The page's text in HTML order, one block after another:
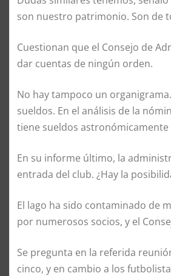
son nuestro patrimonio. Son de
Cuestionan que el Consejo de
dar cuentas de ningún orden.
No hay tampoco un
sueldos. En el análisis de la
tiene sueldos
En su informe último, la
entrada del club. ¿Hay la
El lago ha sido contaminado de
por numerosos socios, y el
Se pregunta en la referida
cinco, y en cambio a los